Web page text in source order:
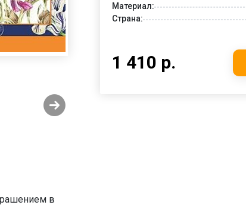
в
Материал:
Страна:
1 410 р.